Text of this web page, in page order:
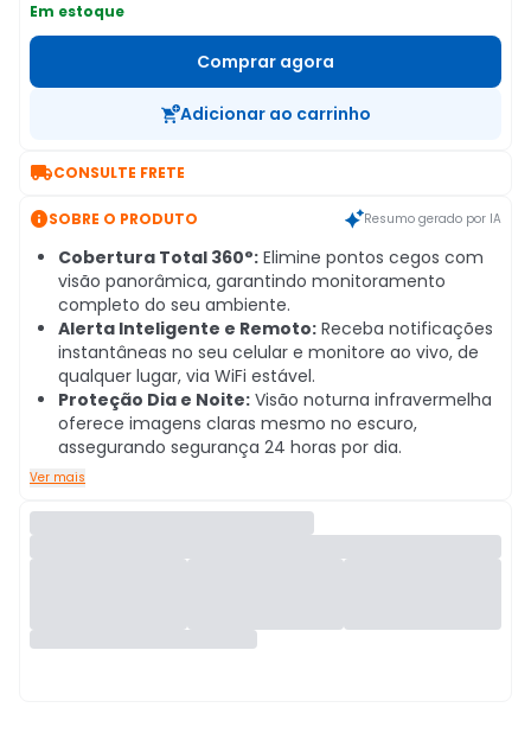
Em estoque
Comprar agora
Adicionar ao carrinho
CONSULTE FRETE
SOBRE O PRODUTO Resumo gerado por IA
Cobertura Total 360°: Elimine pontos cegos com
visão panorâmica, garantindo monitoramento
completo do seu ambiente.
Alerta Inteligente e Remoto: Receba notificações
instantâneas no seu celular e monitore ao vivo, de
qualquer lugar, via WiFi estável.
Proteção Dia e Noite: Visão noturna infravermelha
oferece imagens claras mesmo no escuro,
assegurando segurança 24 horas por dia.
Ver mais